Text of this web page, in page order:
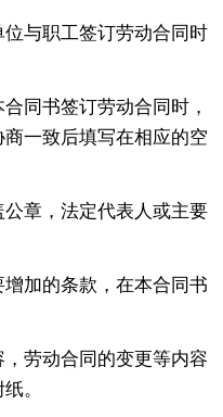
与职工签订劳动合同时
同书签订劳动合同时，
一致后填写在相应的空
章，法定代表人或主要
加的条款，在本合同书
劳动合同的变更等内容
。